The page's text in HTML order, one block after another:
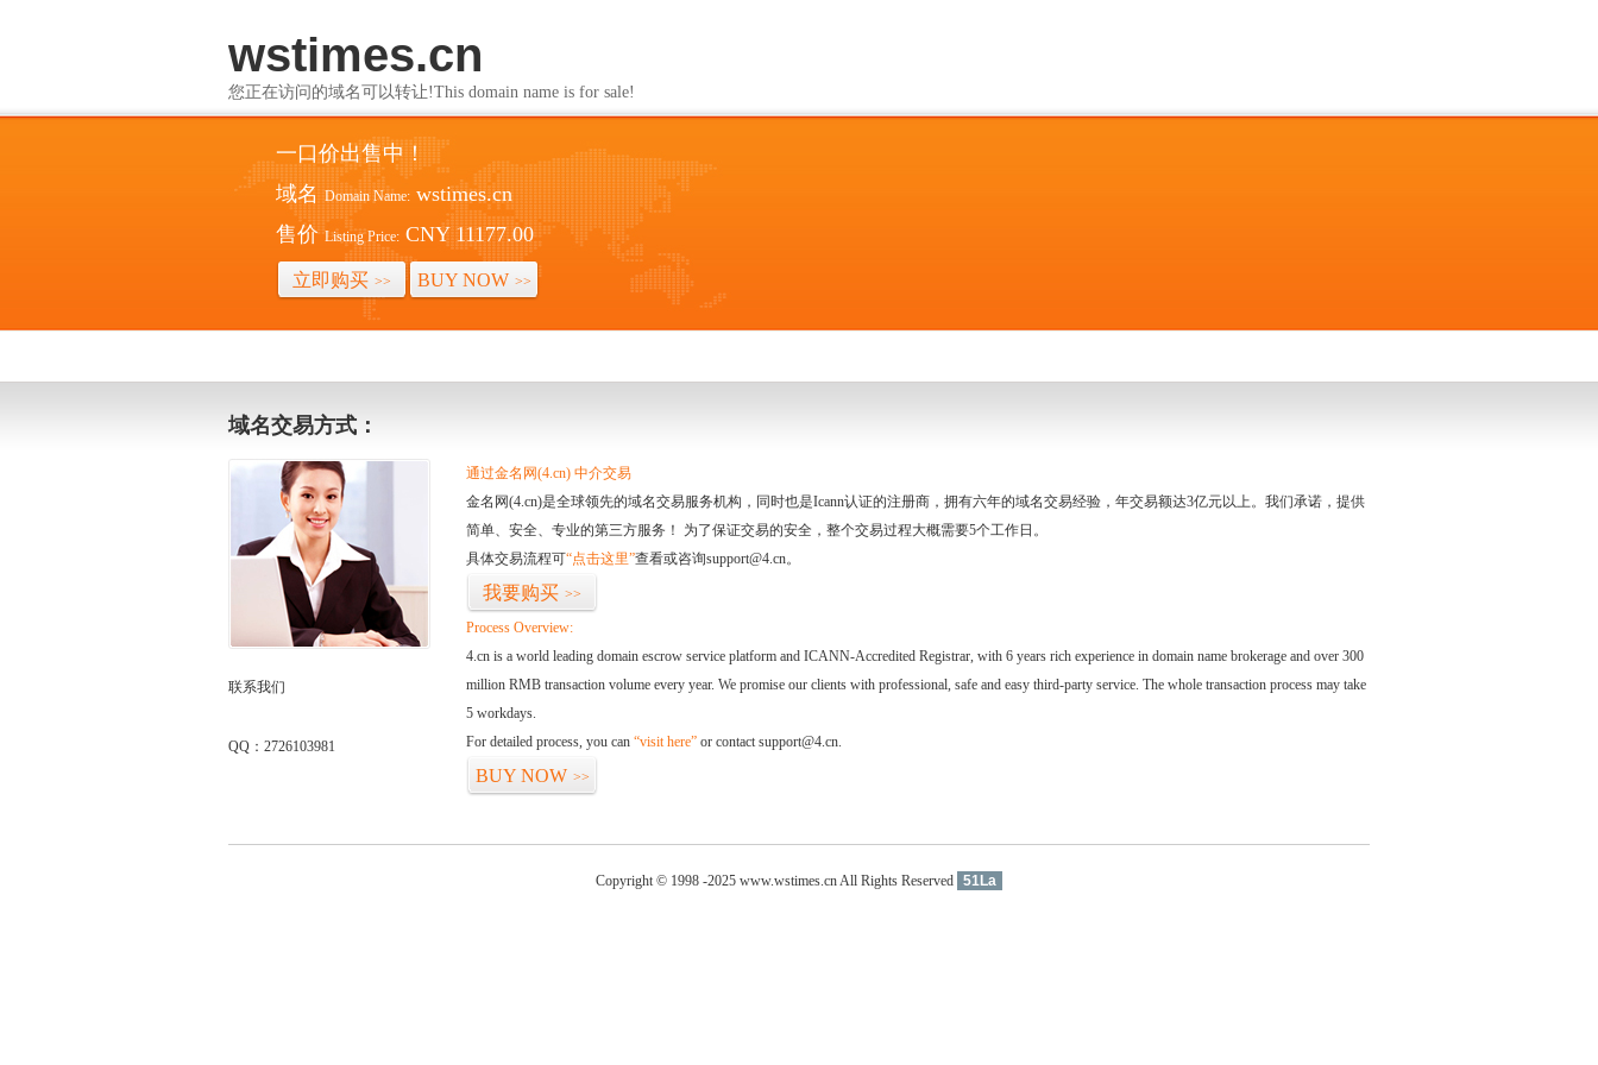
wstimes.cn
您正在访问的域名可以转让!This domain name is for sale!
一口价出售中！
域名 Domain Name: wstimes.cn
售价 Listing Price: CNY 11177.00
立即购买 >> BUY NOW >>
域名交易方式：
联系我们
QQ：2726103981
通过金名网(4.cn) 中介交易
金名网(4.cn)是全球领先的域名交易服务机构，同时也是Icann认证的注册商，拥有六年的域名交易经验，年交易额达3亿元以上。我们承诺，提供
简单、安全、专业的第三方服务！ 为了保证交易的安全，整个交易过程大概需要5个工作日。
具体交易流程可“点击这里”查看或咨询support@4.cn。
我要购买 >>
Process Overview:
4.cn is a world leading domain escrow service platform and ICANN-Accredited Registrar, with 6 years rich experience in domain name brokerage and over 300
million RMB transaction volume every year. We promise our clients with professional, safe and easy third-party service. The whole transaction process may take
5 workdays.
For detailed process, you can “visit here” or contact support@4.cn.
BUY NOW >>
Copyright © 1998 -2025 www.wstimes.cn All Rights Reserved 51La